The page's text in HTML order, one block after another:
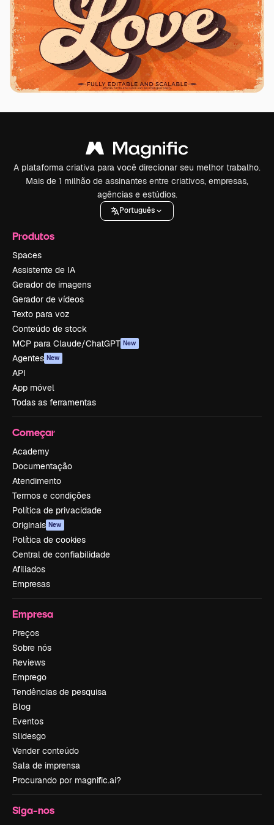
A plataforma criativa para você direcionar seu melhor trabalho.
Mais de 1 milhão de assinantes entre criativos, empresas,
agências e estúdios.
Português
Produtos
Spaces
Assistente de IA
Gerador de imagens
Gerador de vídeos
Texto para voz
Conteúdo de stock
MCP para Claude/ChatGPT New
Agentes New
API
App móvel
Todas as ferramentas
Começar
Academy
Documentação
Atendimento
Termos e condições
Política de privacidade
Originais New
Política de cookies
Central de confiabilidade
Afiliados
Empresas
Empresa
Preços
Sobre nós
Reviews
Emprego
Tendências de pesquisa
Blog
Eventos
Slidesgo
Vender conteúdo
Sala de imprensa
Procurando por magnific.ai?
Siga-nos